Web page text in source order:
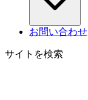
お問い合わせ
サイトを検索